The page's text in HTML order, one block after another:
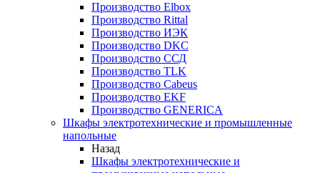
Производство Elbox
Производство Rittal
Производство ИЭК
Производство DKC
Производство ССД
Производство TLK
Производство Cabeus
Производство EKF
Производство GENERICA
Шкафы электротехнические и промышленные
напольные
Назад
Шкафы электротехнические и